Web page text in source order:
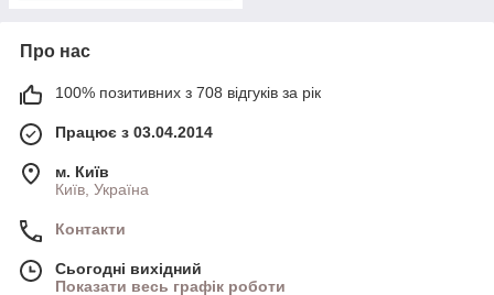
Про нас
100% позитивних з 708 відгуків за рік
Працює з 03.04.2014
м. Київ
Київ, Україна
Контакти
Сьогодні вихідний
Показати весь графік роботи